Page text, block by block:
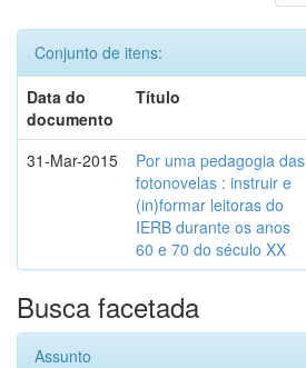
Conjunto de itens:
Data do
documento
Título
31-Mar-2015
Por uma pedagogia das
fotonovelas : instruir e
(in)formar leitoras do
IERB durante os anos
60 e 70 do século XX
Busca facetada
Assunto